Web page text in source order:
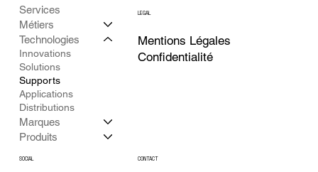
Services
Métiers
Technologies
Innovations
Solutions
Supports
Applications
Distributions
Marques
Produits
LEGAL
Confidentialité
Mentions Légales
SOCIAL CONTACT